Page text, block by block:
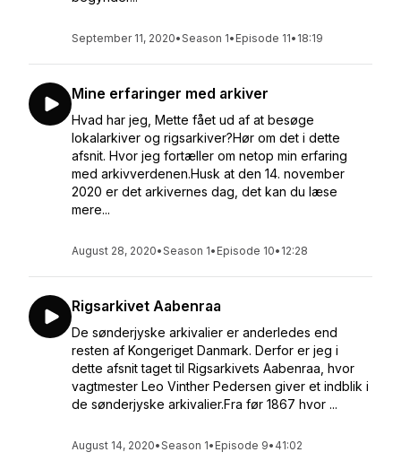
September 11, 2020•Season 1• Episode 11• 18:19
Mine erfaringer med arkiver
Hvad har jeg, Mette fået ud af at besøge
lokalarkiver og rigsarkiver?Hør om det i dette
afsnit. Hvor jeg fortæller om netop min erfaring
med arkivverdenen.Husk at den 14. november
2020 er det arkivernes dag, det kan du læse
mere...
August 28, 2020•Season 1• Episode 10• 12:28
Rigsarkivet Aabenraa
De sønderjyske arkivalier er anderledes end
resten af Kongeriget Danmark. Derfor er jeg i
dette afsnit taget til Rigsarkivets Aabenraa, hvor
vagtmester Leo Vinther Pedersen giver et indblik i
de sønderjyske arkivalier.Fra før 1867 hvor ...
August 14, 2020•Season 1• Episode 9• 41:02